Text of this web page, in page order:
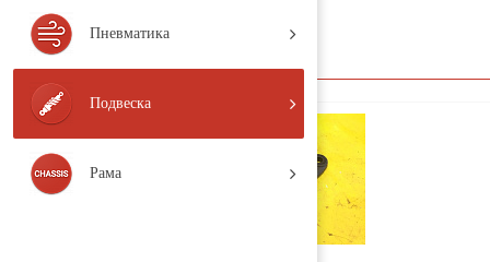
Пневматика
Подвеска
Рама